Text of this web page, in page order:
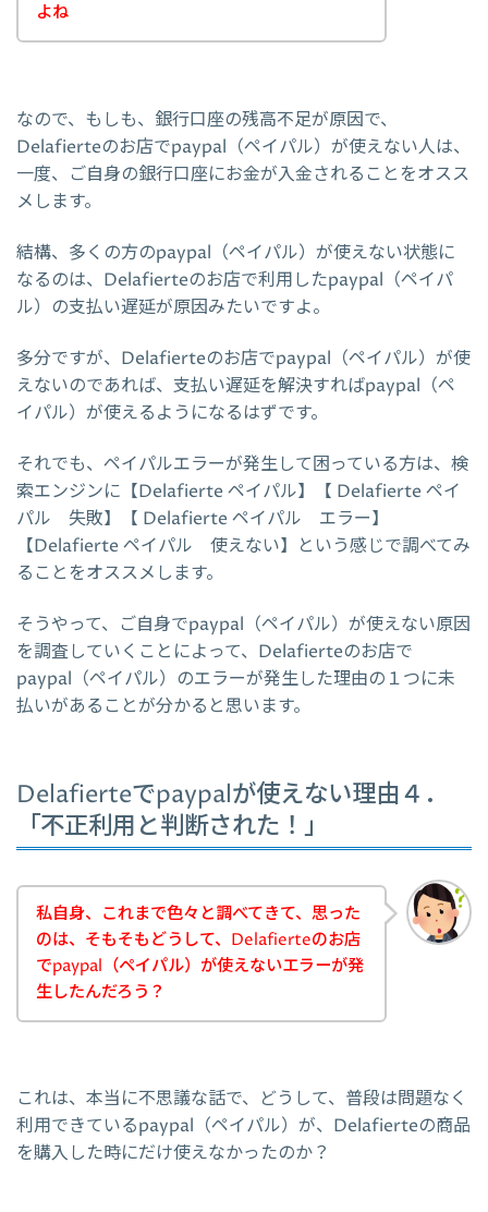
よね
なので、もしも、銀行口座の残高不足が原因で、
Delafierteのお店でpaypal（ペイパル）が使えない人は、
一度、ご自身の銀行口座にお金が入金されることをオスス
メします。
結構、多くの方のpaypal（ペイパル）が使えない状態に
なるのは、Delafierteのお店で利用したpaypal（ペイパ
ル）の支払い遅延が原因みたいですよ。
多分ですが、Delafierteのお店でpaypal（ペイパル）が使
えないのであれば、支払い遅延を解決すればpaypal（ペ
イパル）が使えるようになるはずです。
それでも、ペイパルエラーが発生して困っている方は、検
索エンジンに【Delafierte ペイパル】【 Delafierte ペイ
パル 失敗】【 Delafierte ペイパル エラー】
【Delafierte ペイパル 使えない】という感じで調べてみ
ることをオススメします。
そうやって、ご自身でpaypal（ペイパル）が使えない原因
を調査していくことによって、Delafierteのお店で
paypal（ペイパル）のエラーが発生した理由の１つに未
払いがあることが分かると思います。
Delafierteでpaypalが使えない理由４．
「不正利用と判断された！」
私自身、これまで色々と調べてきて、思った
のは、そもそもどうして、Delafierteのお店
でpaypal（ペイパル）が使えないエラーが発
生したんだろう？
これは、本当に不思議な話で、どうして、普段は問題なく
利用できているpaypal（ペイパル）が、Delafierteの商品
を購入した時にだけ使えなかったのか？